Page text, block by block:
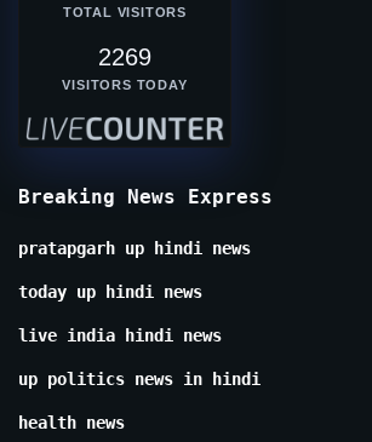
TOTAL VISITORS
2269
VISITORS TODAY
Breaking News Express
pratapgarh up hindi news
today up hindi news
live india hindi news
up politics news in hindi
health news